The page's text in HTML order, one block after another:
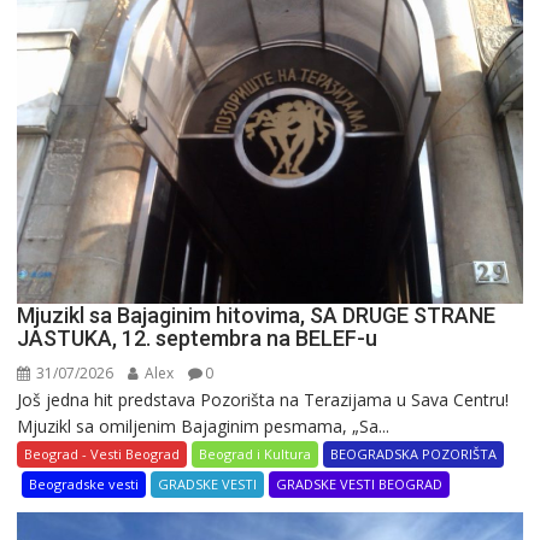
najveća
reklama
u
varoši
Mjuzikl sa Bajaginim hitovima, SA DRUGE STRANE
JASTUKA, 12. septembra na BELEF-u
31/07/2026 Alex 0
Još jedna hit predstava Pozorišta na Terazijama u Sava Centru!
Mjuzikl sa omiljenim Bajaginim pesmama, „Sa...
Beograd - Vesti Beograd Beograd i Kultura
BEOGRADSKA POZORIŠTA
Beogradske vesti
GRADSKE VESTI GRADSKE VESTI BEOGRAD